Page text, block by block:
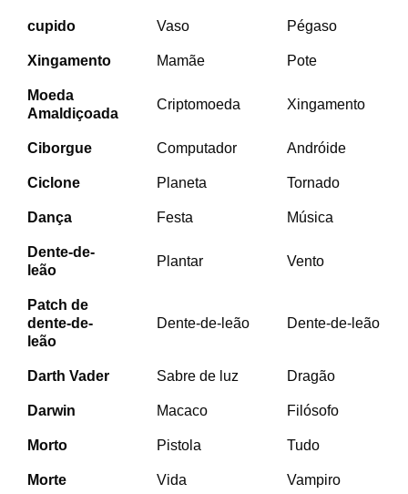
cupido Vaso Pégaso
Xingamento Mamãe Pote
Moeda
Amaldiçoada
Criptomoeda Xingamento
Ciborgue Computador Andróide
Ciclone Planeta Tornado
Dança Festa Música
Dente-de-
leão
Plantar Vento
Patch de
dente-de-
leão
Dente-de-leão Dente-de-leão
Darth Vader Sabre de luz Dragão
Darwin Macaco Filósofo
Morto Pistola Tudo
Morte Vida Vampiro